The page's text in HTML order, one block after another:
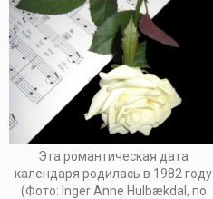
Эта романтическая дата
календаря родилась в 1982 году
(Фото: Inger Anne Hulbækdal, по